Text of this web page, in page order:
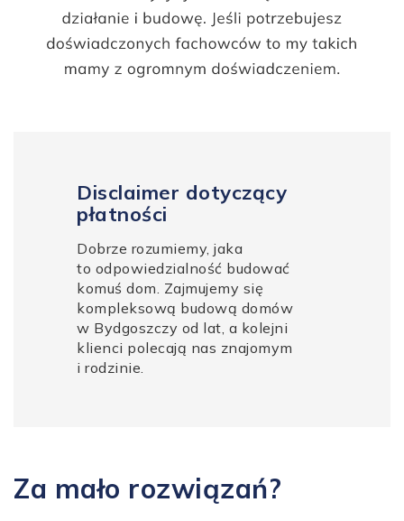
Disclaimer dotyczący
płatności
Dobrze rozumiemy, jaka
to odpowiedzialność budować
komuś dom. Zajmujemy się
kompleksową budową domów
w Bydgoszczy od lat, a kolejni
klienci polecają nas znajomym
i rodzinie.
Za mało rozwiązań?